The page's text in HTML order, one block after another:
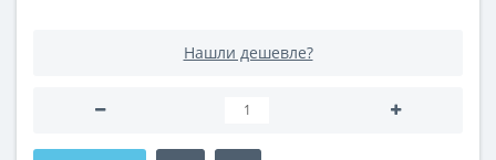
Нашли дешевле?